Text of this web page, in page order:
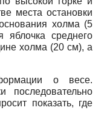
места остановки
холма (5
среднего
холма (20 cм), а
о весе.
последовательно
показать, где